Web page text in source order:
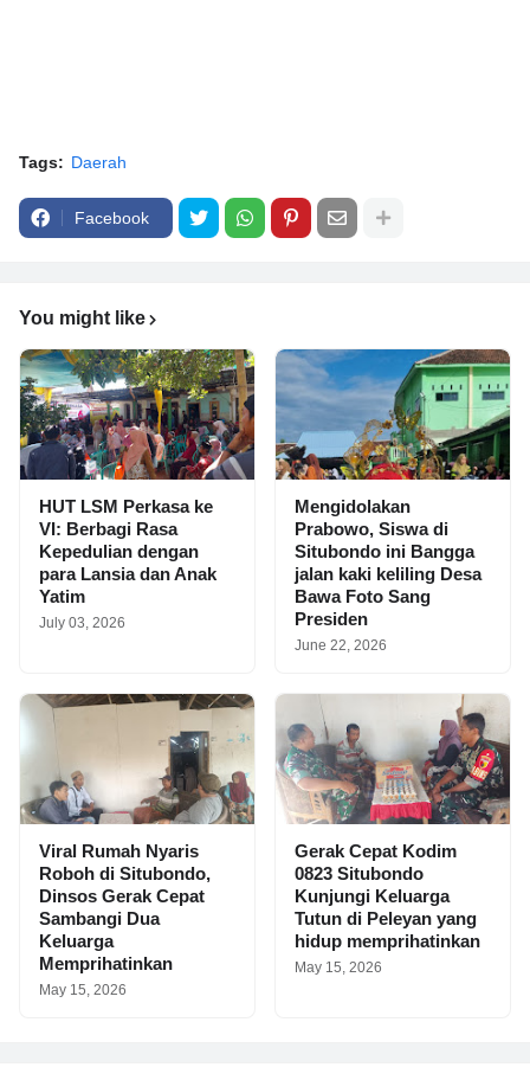
Tags: Daerah
Facebook
You might like
HUT LSM Perkasa ke
VI: Berbagi Rasa
Kepedulian dengan
para Lansia dan Anak
Yatim
July 03, 2026
Mengidolakan
Prabowo, Siswa di
Situbondo ini Bangga
jalan kaki keliling Desa
Bawa Foto Sang
Presiden
June 22, 2026
Viral Rumah Nyaris
Roboh di Situbondo,
Dinsos Gerak Cepat
Sambangi Dua
Keluarga
Memprihatinkan
May 15, 2026
Gerak Cepat Kodim
0823 Situbondo
Kunjungi Keluarga
Tutun di Peleyan yang
hidup memprihatinkan
May 15, 2026